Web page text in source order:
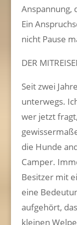
Anspannung,
Ein
nicht Pause
DER
Seit zwei
unterwegs.
wer jetzt
die Hunde
Camper.
Besitzer mit
eine
aufgehört,
kleinen